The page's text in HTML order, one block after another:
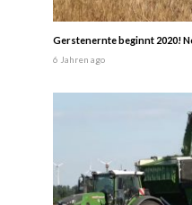
Gerstenernte beginnt 2020!
6 Jahren ago